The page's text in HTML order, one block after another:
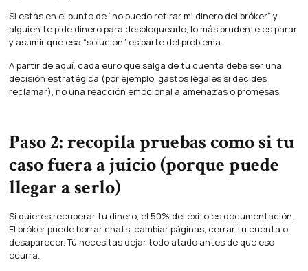
Si estás en el punto de “no puedo retirar mi dinero del bróker” y
alguien te pide dinero para desbloquearlo, lo más prudente es parar
y asumir que esa “solución” es parte del problema.
A partir de aquí, cada euro que salga de tu cuenta debe ser una
decisión estratégica (por ejemplo, gastos legales si decides
reclamar), no una reacción emocional a amenazas o promesas.
Paso 2: recopila pruebas como si tu
caso fuera a juicio (porque puede
llegar a serlo)
Si quieres recuperar tu dinero, el 50% del éxito es documentación.
El bróker puede borrar chats, cambiar páginas, cerrar tu cuenta o
desaparecer. Tú necesitas dejar todo atado antes de que eso
ocurra.